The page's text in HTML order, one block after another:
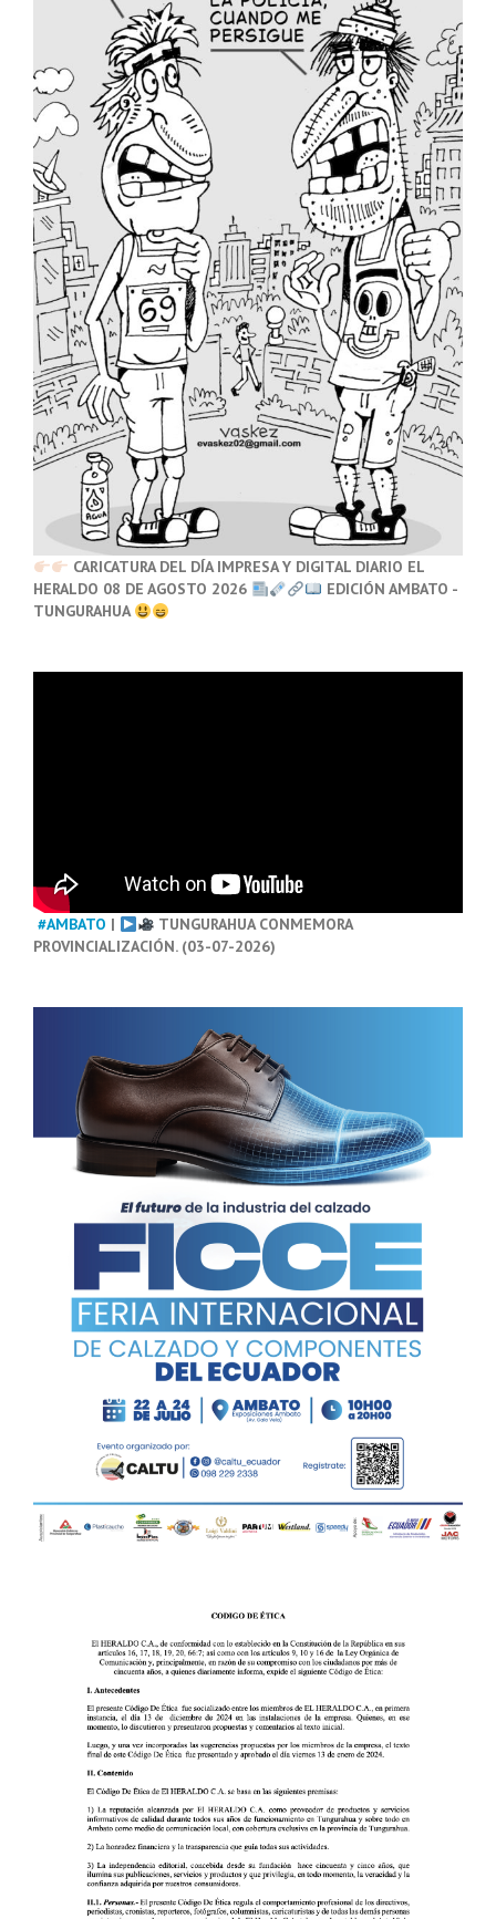
CARICATURA DEL DÍA IMPRESA Y DIGITAL DIARIO EL
HERALDO 08 DE AGOSTO 2026
EDICIÓN AMBATO -
TUNGURAHUA
#AMBATO |
TUNGURAHUA CONMEMORA
PROVINCIALIZACIÓN. (03-07-2026)